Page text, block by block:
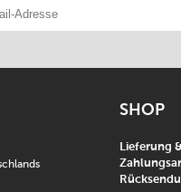
Adresse eintragen
SHOP
Lieferung